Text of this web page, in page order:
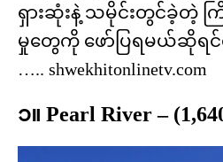
ရှားဆုံးနဲ့ သမိုင်းတွင်ခဲ့တဲ့ က
မှုတွေကို ဖော်ပြရမယ်ဆိုရ
….. shwekhitonlinetv.com
၁။ Pearl River –